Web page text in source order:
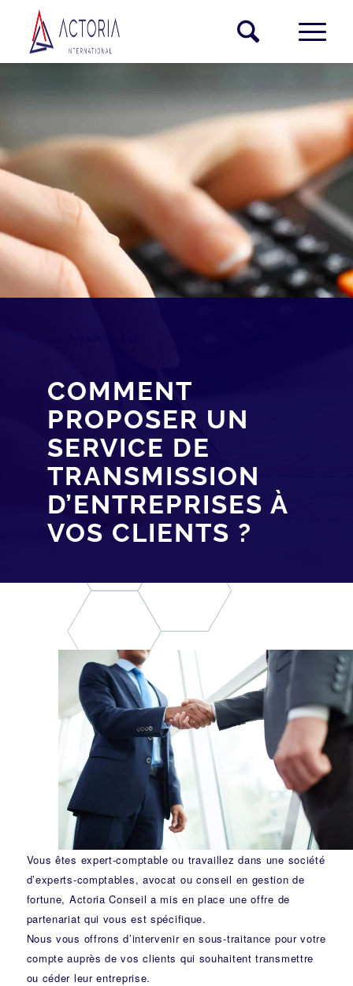
COMMENT
PROPOSER UN
SERVICE DE
TRANSMISSION
D’ENTREPRISES À
VOS CLIENTS ?
Vous êtes expert-comptable ou travaillez dans une société
d’experts-comptables, avocat ou conseil en gestion de
fortune, Actoria Conseil a mis en place une offre de
partenariat qui vous est spécifique.
Nous vous offrons d’intervenir en sous-traitance pour votre
compte auprès de vos clients qui souhaitent transmettre
ou céder leur entreprise.